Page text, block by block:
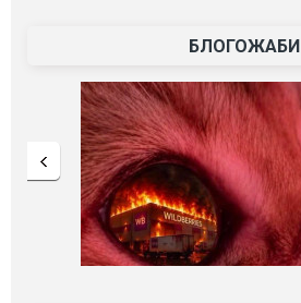
БЛОГОЖАБИ